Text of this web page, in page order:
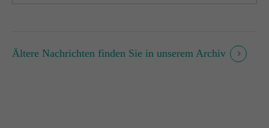
Ältere Nachrichten finden Sie in unserem Archiv